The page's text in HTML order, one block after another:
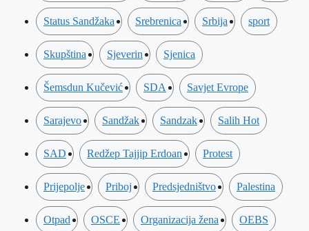
Status Sandžaka Srebrenica Srbija sport
Skupština Sjeverin Sjenica
Šemsdun Kučević SDA Savjet Evrope
Sarajevo Sandžak Sandzak Salih Hot
SAD Redžep Tajjip Erdoan Protest
Prijepolje Priboj Predsjedništvo Palestina
Otpad OSCE Organizacija žena OEBS